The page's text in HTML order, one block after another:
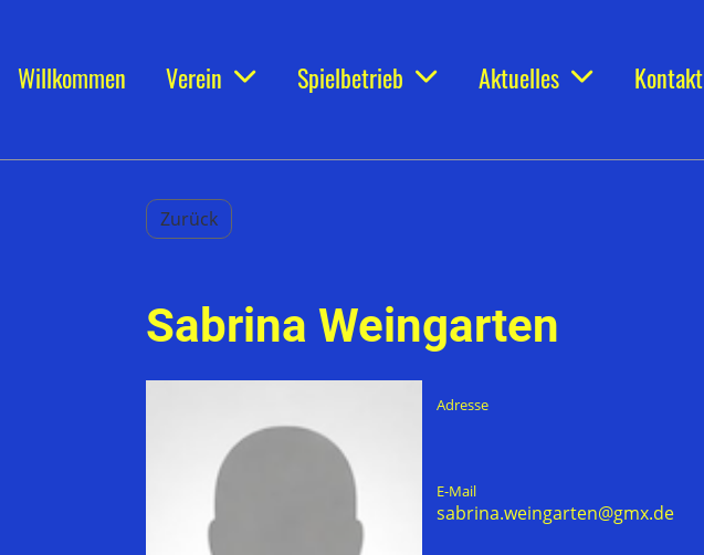
Willkommen Verein Spielbetrieb Aktuelles Kontakt
Zurück
Sabrina Weingarten
Adresse
E-Mail
sabrina.weingarten@gmx.de